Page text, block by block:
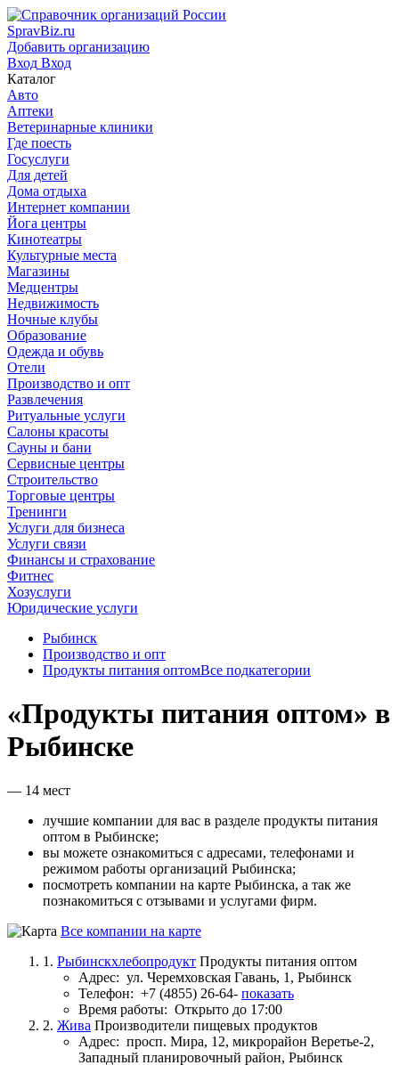
SpravBiz.ru
Добавить организацию
Вход Вход
Каталог
Авто
Аптеки
Ветеринарные клиники
Где поесть
Госуслуги
Для детей
Дома отдыха
Интернет компании
Йога центры
Кинотеатры
Культурные места
Магазины
Медцентры
Недвижимость
Ночные клубы
Образование
Одежда и обувь
Отели
Производство и опт
Развлечения
Ритуальные услуги
Салоны красоты
Сауны и бани
Сервисные центры
Строительство
Торговые центры
Тренинги
Услуги для бизнеса
Услуги связи
Финансы и страхование
Фитнес
Хозуслуги
Юридические услуги
Рыбинск
Производство и опт
Продукты питания оптомВсе подкатегории
«Продукты питания оптом» в
Рыбинске
— 14 мест
лучшие компании для вас в разделе продукты питания
оптом в Рыбинске;
вы можете ознакомиться с адресами, телефонами и
режимом работы организаций Рыбинска;
посмотреть компании на карте Рыбинска, а так же
познакомиться с отзывами и услугами фирм.
Все компании на карте
1. Рыбинскхлебопродукт Продукты питания оптом
Адрес: ул. Черемховская Гавань, 1, Рыбинск
Телефон: +7 (4855) 26-64- показать
Время работы: Открыто до 17:00
2. Жива Производители пищевых продуктов
Адрес: просп. Мира, 12, микрорайон Веретье-2,
Западный планировочный район, Рыбинск